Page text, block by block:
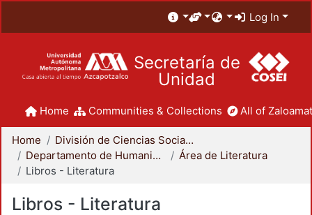
Log In
Secretaría de
Unidad
Home Communities & Collections All of
Home
División de Ciencias Sociales y Humanidades
Departamento de Humanidades
Área de Literatura
Libros - Literatura
Libros - Literatura